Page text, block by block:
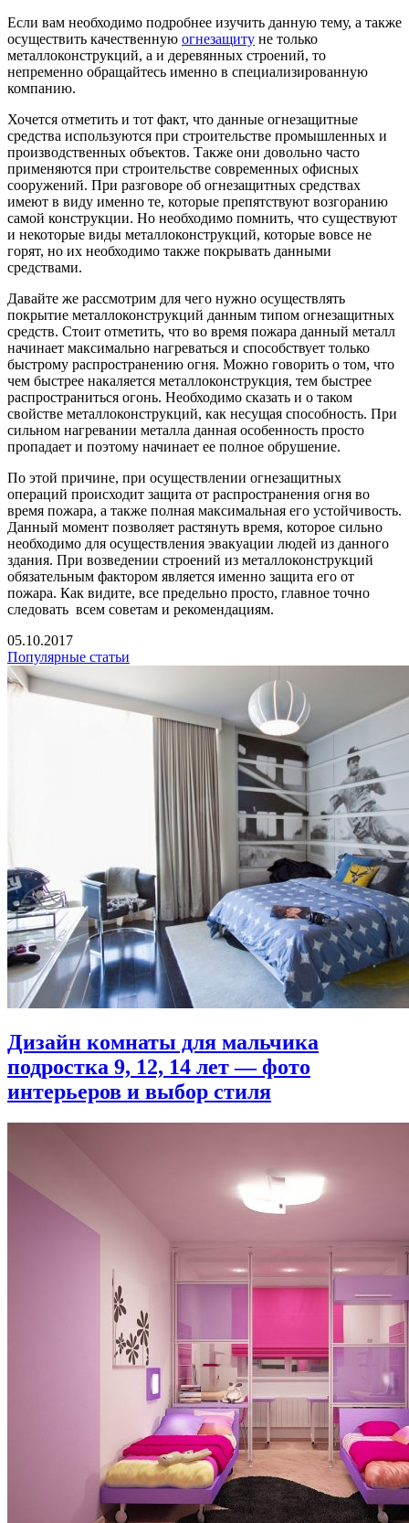
Если вам необходимо подробнее изучить данную тему, а также
осуществить качественную огнезащиту не только
металлоконструкций, а и деревянных строений, то
непременно обращайтесь именно в специализированную
компанию.
Хочется отметить и тот факт, что данные огнезащитные
средства используются при строительстве промышленных и
производственных объектов. Также они довольно часто
применяются при строительстве современных офисных
сооружений. При разговоре об огнезащитных средствах
имеют в виду именно те, которые препятствуют возгоранию
самой конструкции. Но необходимо помнить, что существуют
и некоторые виды металлоконструкций, которые вовсе не
горят, но их необходимо также покрывать данными
средствами.
Давайте же рассмотрим для чего нужно осуществлять
покрытие металлоконструкций данным типом огнезащитных
средств. Стоит отметить, что во время пожара данный металл
начинает максимально нагреваться и способствует только
быстрому распространению огня. Можно говорить о том, что
чем быстрее накаляется металлоконструкция, тем быстрее
распространиться огонь. Необходимо сказать и о таком
свойстве металлоконструкций, как несущая способность. При
сильном нагревании металла данная особенность просто
пропадает и поэтому начинает ее полное обрушение.
По этой причине, при осуществлении огнезащитных
операций происходит защита от распространения огня во
время пожара, а также полная максимальная его устойчивость.
Данный момент позволяет растянуть время, которое сильно
необходимо для осуществления эвакуации людей из данного
здания. При возведении строений из металлоконструкций
обязательным фактором является именно защита его от
пожара. Как видите, все предельно просто, главное точно
следовать всем советам и рекомендациям.
05.10.2017
Популярные статьи
Дизайн комнаты для мальчика
подростка 9, 12, 14 лет — фото
интерьеров и выбор стиля